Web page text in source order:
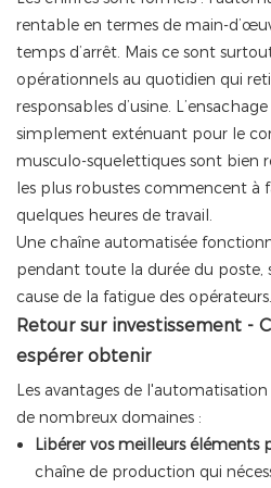
rentable en termes de main-
temps d’arrêt. Mais ce sont
opérationnels au quotidien qui
responsables d’usine.
simplement exténuant pour le
musculo-squelettiques sont bien
les plus robustes commencent à
quelques heures de travail.
Une chaîne automatisée
pendant toute la durée du poste,
cause de la fatigue des opérateurs.
Retour sur investissement -
espérer obtenir
Les avantages de
de nombreux domaines :
Libérer vos meilleurs éléments
chaîne de production qui